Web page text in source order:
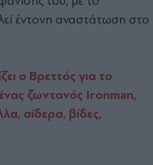
έντονη αναστάτωση στο
ο Βρεττός για το
ζωντανός Ironman,
σίδερα, βίδες,